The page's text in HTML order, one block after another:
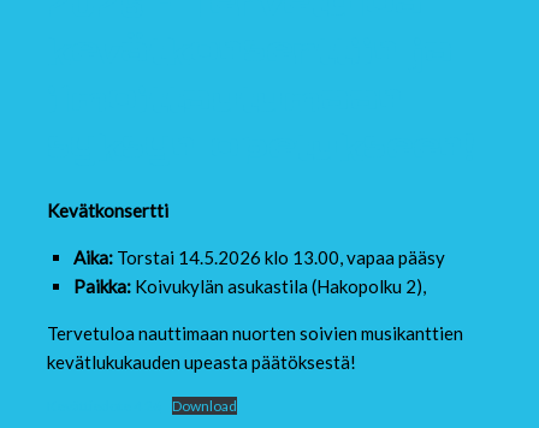
Kevätkonsertti
Aika: Torstai 14.5.2026 klo 13.00, vapaa pääsy
Paikka: Koivukylän asukastila (Hakopolku 2),
Tervetuloa nauttimaan nuorten soivien musikanttien
kevätlukukauden upeasta päätöksestä!
Download